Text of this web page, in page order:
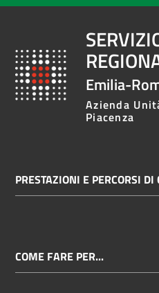
Emilia-
Azienda
Piacenza
PRESTAZIONI E PERCORSI DI
COME FARE PER...